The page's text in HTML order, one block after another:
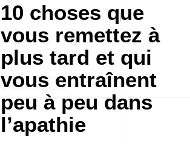
10 choses que
vous remettez à
plus tard et qui
vous entraînent
peu à peu dans
l’apathie